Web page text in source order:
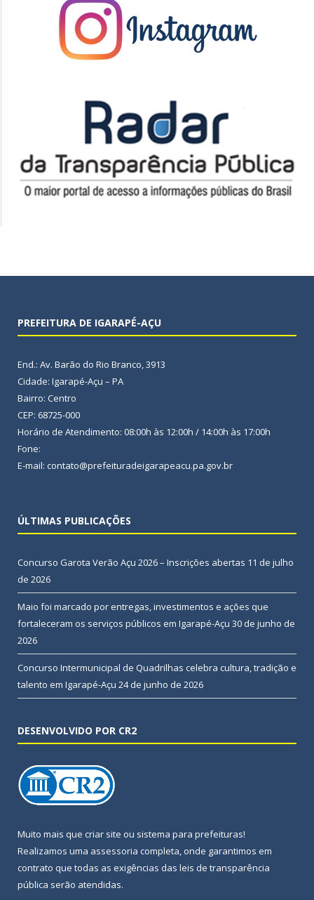
PREFEITURA DE IGARAPÉ-AÇU
End.: Av. Barão do Rio Branco, 3913
Cidade: Igarapé-Açu – PA
Bairro: Centro
CEP: 68725-000
Horário de Atendimento: 08:00h às 12:00h / 14:00h às 17:00h
Fone:
E-mail: contato@prefeituradeigarapeacu.pa.gov.br
ÚLTIMAS PUBLICAÇÕES
Concurso Garota Verão Açu 2026 – Inscrições abertas 11 de julho
de 2026
Maio foi marcado por entregas, investimentos e ações que
fortaleceram os serviços públicos em Igarapé-Açu 30 de junho de
2026
Concurso Intermunicipal de Quadrilhas celebra cultura, tradição e
talento em Igarapé-Açu 24 de junho de 2026
DESENVOLVIDO POR CR2
Muito mais que criar site ou sistema para prefeituras!
Realizamos uma assessoria completa, onde garantimos em
contrato que todas as exigências das leis de transparência
pública serão atendidas.